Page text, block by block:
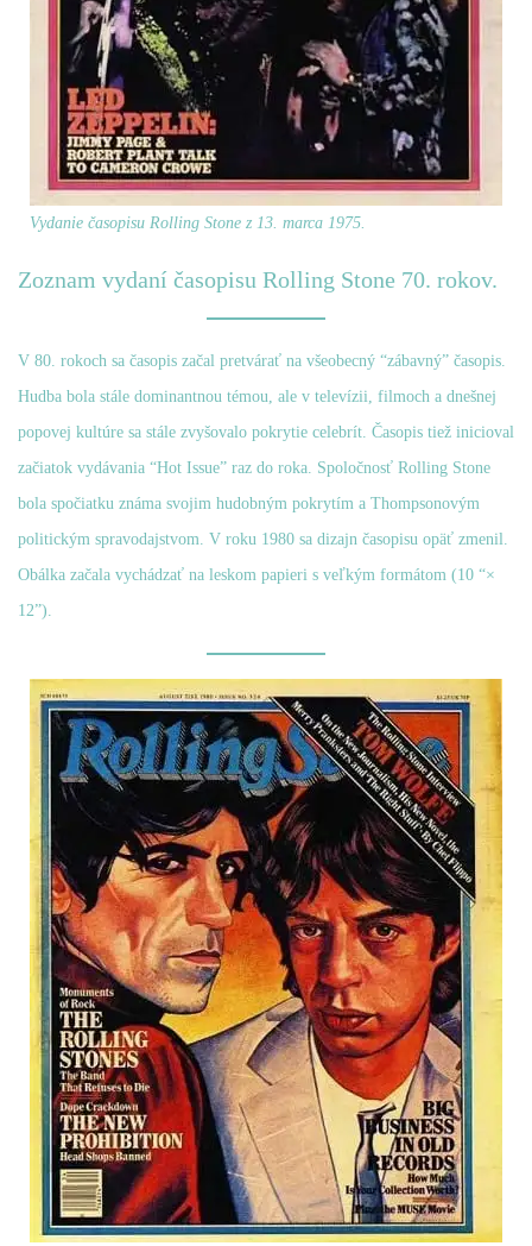
Vydanie časopisu Rolling Stone z 13. marca 1975.
Zoznam vydaní časopisu Rolling Stone 70. rokov.
V 80. rokoch sa časopis začal pretvárať na všeobecný “zábavný” časopis.
Hudba bola stále dominantnou témou, ale v televízii, filmoch a dnešnej
popovej kultúre sa stále zvyšovalo pokrytie celebrít. Časopis tiež inicioval
začiatok vydávania “Hot Issue” raz do roka. Spoločnosť Rolling Stone
bola spočiatku známa svojim hudobným pokrytím a Thompsonovým
politickým spravodajstvom. V roku 1980 sa dizajn časopisu opäť zmenil.
Obálka začala vychádzať na leskom papieri s veľkým formátom (10 “×
12”).